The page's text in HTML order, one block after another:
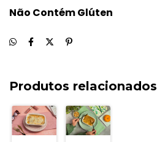
Não Contém Glúten
Produtos relacionados